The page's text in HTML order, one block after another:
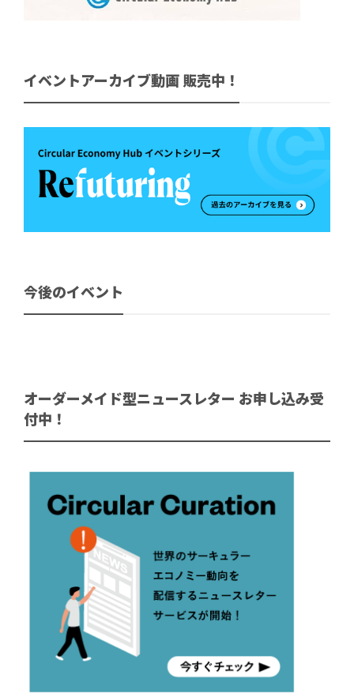
イベントアーカイブ動画 販売中！
今後のイベント
オーダーメイド型ニュースレター お申し込み受
付中！